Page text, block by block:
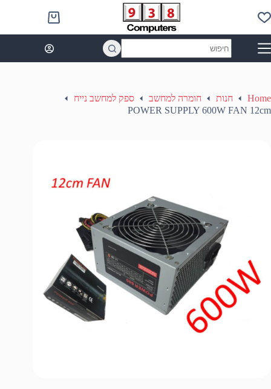
to
content
Shopping
cart
results
Home חנות חומרה למחשב
ספק למחשב נייח
POWER SUPPLY 600W FAN 12cm